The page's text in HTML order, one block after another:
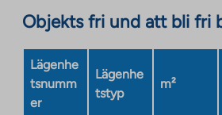
opens
in
a
tab
Objekts fri und att bli fri
Lägenhe
tsnumm
er
Lägenhe
tstyp
m²